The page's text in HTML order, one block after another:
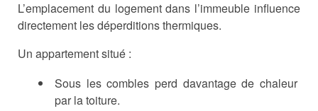
L’emplacement du logement dans l’immeuble influence
directement les déperditions thermiques.
Un appartement situé :
Sous les combles perd davantage de chaleur
par la toiture.